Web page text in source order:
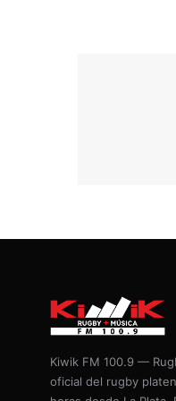
Kiwik FM 100.9 —
oficial del rugby